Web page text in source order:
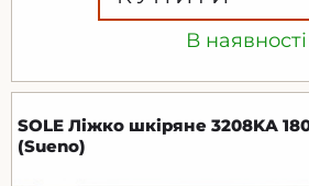
В наявності
SOLE Ліжко шкіряне 3208KA
(Sueno)